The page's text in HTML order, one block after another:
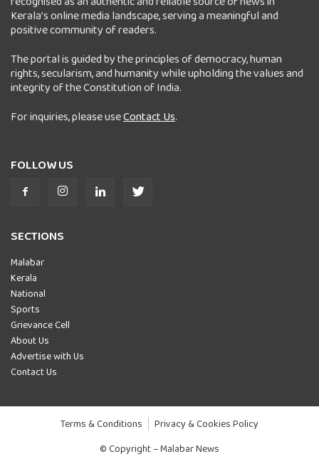
Kerala’s online media landscape, serving a meaningful and
positive community of readers.
The portal is guided by the principles of democracy, human
rights, secularism, and humanity while upholding the values and
integrity of the Constitution of India.
For inquiries, please useContact Us.
FOLLOW US
SECTIONS
Malabar
Kerala
National
Sports
Grievance Cell
About Us
Advertise with Us
Contact Us
Terms & Conditions
Privacy & Cookies Policy
© Copyright – Malabar News